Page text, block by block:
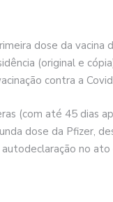
dose da
(original e
contra a
(com até 45 dias
dose da Pfizer,
no